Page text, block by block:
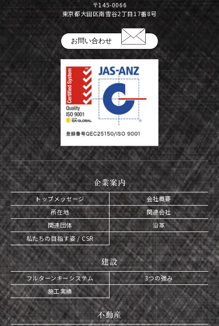
株式インフォメーション
学生の皆さまへ
会社の特徴
建設部門の協力会社のみなさまへ
（請求書関係はコチラ）
金属製品部門(埼玉金属工場)
（請求書用紙ダウンロードはコチラ）
会社案内ダウンロード（PDF）
〒145-0066
東京都大田区南雪谷2丁目17番8号
お問い合わせ
企業案内
トップメッセージ
会社概要
所在地
関連会社
関連団体
沿革
私たちの目指す姿 / CSR
建設
フルターンキーシステム
3つの強み
施工実績
不動産